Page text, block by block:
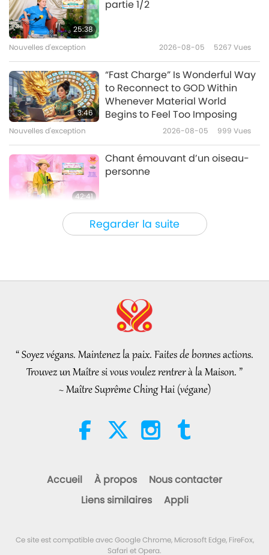
2:12
Happy Mother's Day #1
3:38
Happy International Artist Day
#1
Regarder la suite
25:38
partie 1/2
Nouvelles d'exception 2026-08-05 5267 Vues
3:46
“Fast Charge” Is Wonderful Way
to Reconnect to GOD Within
Whenever Material World
Begins to Feel Too Imposing
Nouvelles d'exception 2026-08-05 999 Vues
42:41
Chant émouvant d’un oiseau-
personne
Entre Maître et disciples 2026-08-05
4:31
Appreciated by School
Nouvelles d'exception
des œuvres de Pierre Gassendi
(végétarien), partie 2/2
La légende du caïmitier partie
2/2
Les traces culturelles de par le monde
“ Soyez végans. Maintenez la paix. Faites de bonnes actions.
Trouvez un Maître si vous voulez rentrer à la Maison. ”
~ Maître Suprême Ching Hai (végane)
Accueil À propos
Nous contacter
Liens similaires
Appli
Ce site est compatible avec Google Chrome, Microsoft Edge, FireFox,
Safari et Opera.